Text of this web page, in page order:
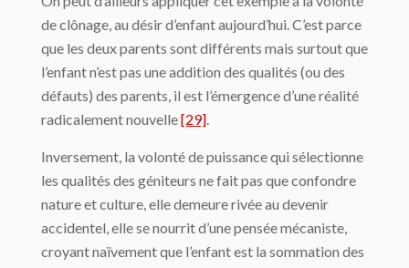
de clônage, au désir d’enfant aujourd’hui. C’est parce
que les deux parents sont différents mais surtout que
l’enfant n’est pas une addition des qualités (ou des
défauts) des parents, il est l’émergence d’une réalité
radicalement nouvelle[29]
Inversement, la volonté de puissance qui sélectionne
les qualités des géniteurs ne fait pas que confondre
nature et culture, elle demeure rivée au devenir
accidentel, elle se nourrit d’une pensée mécaniste,
croyant naïvement que l’enfant est la sommation des